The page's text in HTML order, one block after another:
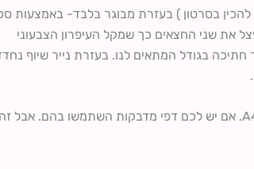
להכין בסרטון ) בעזרת מבוגר בלבד- באמצעות
את שני החצאים כך שמקל העיפרון הצבעוני
בגודל המתאים לנו. בעזרת נייר שיוף
– קל לייצר בעזרת הדפסה על דף מדבקות בגודל A4. אם יש לכם דפי מדבקות השתמשו בהם. אבל זה